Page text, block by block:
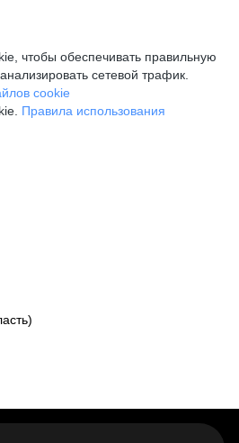
чтобы обеспечивать правильную
сетевой трафик.
cookie
Правила использования